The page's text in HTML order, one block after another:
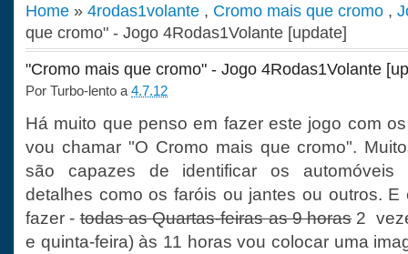
Home » 4rodas1volante , Cromo mais que cromo ,
que cromo" - Jogo 4Rodas1Volante [update]
"Cromo mais que cromo" - Jogo 4Rodas1Volante
Por Turbo-lento a 4.7.12
Há muito que penso em fazer este jogo com
vou chamar "O Cromo mais que cromo".
são capazes de identificar os automóveis
detalhes como os faróis ou jantes ou outros.
fazer -todas as Quartas-feiras as 9 horas2
e quinta-feira) às 11 horas vou colocar uma